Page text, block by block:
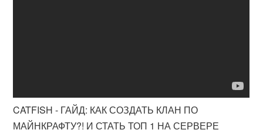
CATFISH - ГАЙД: КАК СОЗДАТЬ КЛАН ПО
МАЙНКРАФТУ?! И СТАТЬ ТОП 1 НА СЕРВЕРЕ